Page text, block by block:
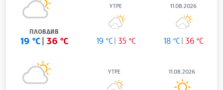
ПЛОВДИВ
19 °C 36 °C
УТРЕ
19 °C 35 °C
11.08.2026
18 °C 36 °C
УТРЕ 11.08.2026